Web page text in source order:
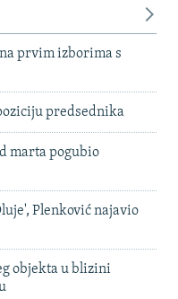
prvim izborima s
predsednika
marta pogubio
Plenković najavio
objekta u blizini